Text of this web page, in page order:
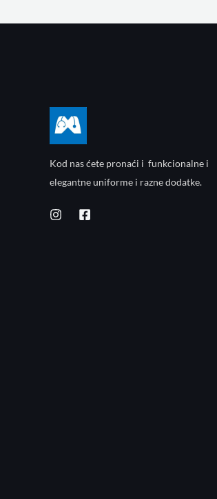
Kod nas ćete pronaći i funkcionalne i
elegantne uniforme i razne dodatke.